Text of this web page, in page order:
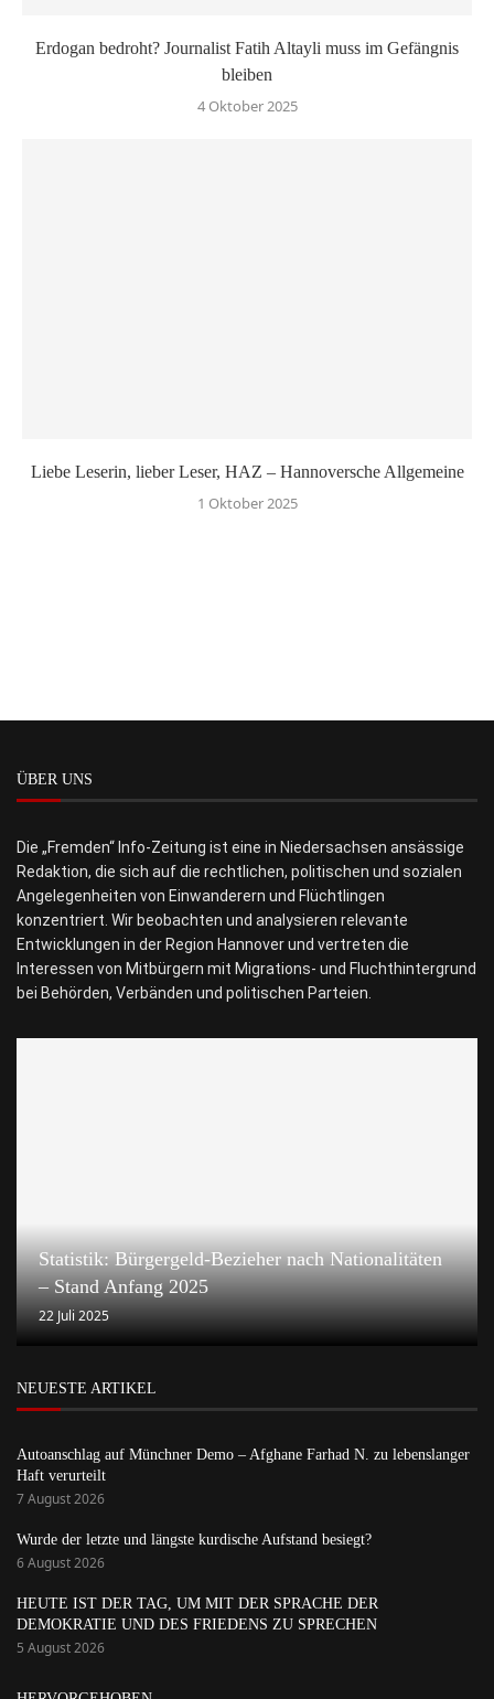
Erdogan bedroht? Journalist Fatih Altayli muss im Gefängnis
bleiben
4 Oktober 2025
Liebe Leserin, lieber Leser, HAZ – Hannoversche Allgemeine
1 Oktober 2025
ÜBER UNS
Die „Fremden“ Info-Zeitung ist eine in Niedersachsen ansässige
Redaktion, die sich auf die rechtlichen, politischen und sozialen
Angelegenheiten von Einwanderern und Flüchtlingen
konzentriert. Wir beobachten und analysieren relevante
Entwicklungen in der Region Hannover und vertreten die
Interessen von Mitbürgern mit Migrations- und Fluchthintergrund
bei Behörden, Verbänden und politischen Parteien.
Statistik: Bürgergeld-Bezieher nach Nationalitäten
– Stand Anfang 2025
22 Juli 2025
NEUESTE ARTIKEL
Autoanschlag auf Münchner Demo – Afghane Farhad N. zu lebenslanger
Haft verurteilt
7 August 2026
Wurde der letzte und längste kurdische Aufstand besiegt?
6 August 2026
HEUTE IST DER TAG, UM MIT DER SPRACHE DER
DEMOKRATIE UND DES FRIEDENS ZU SPRECHEN
5 August 2026